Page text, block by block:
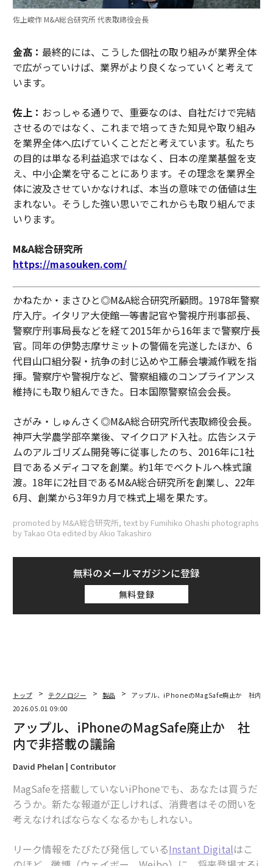
佐上峻作 M&A総合研究所 代表取締役会長
金髙： 最終的には、こうした個社の取り組みが業界全体
で広がっていけば、業界がより良くなっていくと考えて
います。
佐上： おっしゃる通りで、重要なのは、自社だけで完結
させるのではなく、これまで培ってきた知見や取り組み
を業界全体へ広げていくことだと考えています。私たち
の目的は単なる利益追求ではなく、日本の産業基盤を支
え、中小企業を守ることにあります。その理念を業界全
体に波及させていかなければ、本当の意味での価値は生
まれない。そうした強い思いでこれからも取り組んでま
いります。
M&A総合研究所
https://masouken.com/
かねたか・まさひと◎M&A総合研究所顧問。1978年警察
庁入庁。イタリア大使館一等書記官や警視庁刑事部長、
警察庁刑事局長などを経て2015年から16年まで警察庁長
官。同年の伊勢志摩サミットの警備を完遂したほか、6
代目山口組分裂・抗争の封じ込めや工藤会壊滅作戦を指
揮。警察庁や警視庁など、警察組織のコンプライアンス
維持にも取り組んできた。日本国際警察協会会長。
さがみ・しゅんさく◎M&A総合研究所代表取締役会長。
神戸大学農学部卒業後、マイクロアド入社。広告システ
ムのアルゴリズム開発等に従事したのち、2016年に1社
目であるメディコマを創業。約1年でベクトルへ株式譲
渡。18年に2社目であるM&A総合研究所を創業し、22年
6月、創業から3年9カ月で株式上場を果たす。
promoted by M&A総合研究所, text by Fumihiko Ohashi photographs
by Takao Ota edited by Akio Takashiro
無料のメールマガジンに登録
無料登録
トップ テクノロジー 製品
アップル、iPhoneのMagSafe廃止か 社内で
2026.05.01 09:00
アップル、iPhoneのMagSafe廃止か 社
内で非搭載の議論
David Phelan | Contributor
MagSafeを搭載していないiPhoneでも、あなたは買うだ
ろうか。新たな報道が正しければ、消費者はその問いを
考えなければならなくなるかもしれない。
リーク情報をたびたび発信しているInstant Digitalはこ